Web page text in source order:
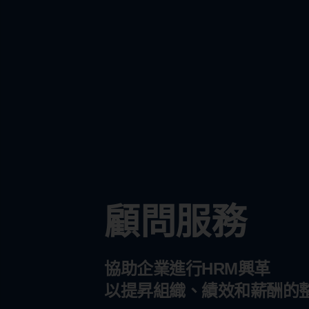
顧問服務
協助企業進行HRM興革
以提昇組織、績效和薪酬的